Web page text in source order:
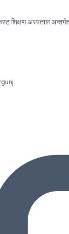
शिक्षण अस्पताल